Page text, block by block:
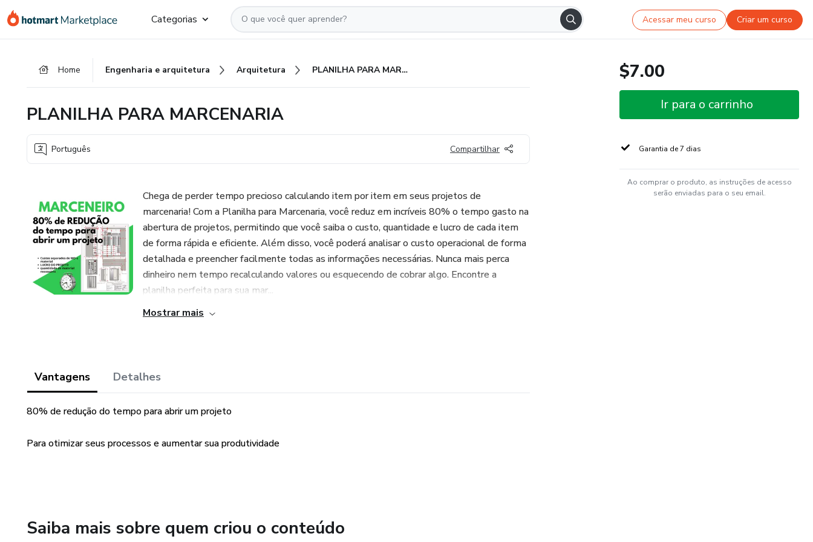
para
para
para
Categorias Acessar meu curso Criar um curso
Home Engenharia e arquitetura Arquitetura PLANILHA PARA MARCENARIA
PLANILHA PARA MARCENARIA
Português Compartilhar
Chega de perder tempo precioso calculando item por item em seus projetos de
marcenaria! Com a Planilha para Marcenaria, você reduz em incríveis 80% o tempo gasto na
abertura de projetos, permitindo que você saiba o custo, quantidade e lucro de cada item
de forma rápida e eficiente. Além disso, você poderá analisar o custo operacional de forma
detalhada e preencher facilmente todas as informações necessárias. Nunca mais perca
dinheiro nem tempo recalculando valores ou esquecendo de cobrar algo. Encontre a
planilha perfeita para sua mar...
Mostrar mais
Vantagens Detalhes
80% de redução do tempo para abrir um projeto
Para otimizar seus processos e aumentar sua produtividade
Saiba mais sobre quem criou o conteúdo
$7.00
Ir para o carrinho
Garantia de 7 dias
Ao comprar o produto, as instruções de acesso
serão enviadas para o seu email.